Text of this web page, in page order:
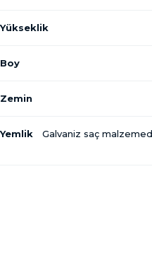
Yükseklik
Boy
Zemin
Yemlik
Galvaniz saç